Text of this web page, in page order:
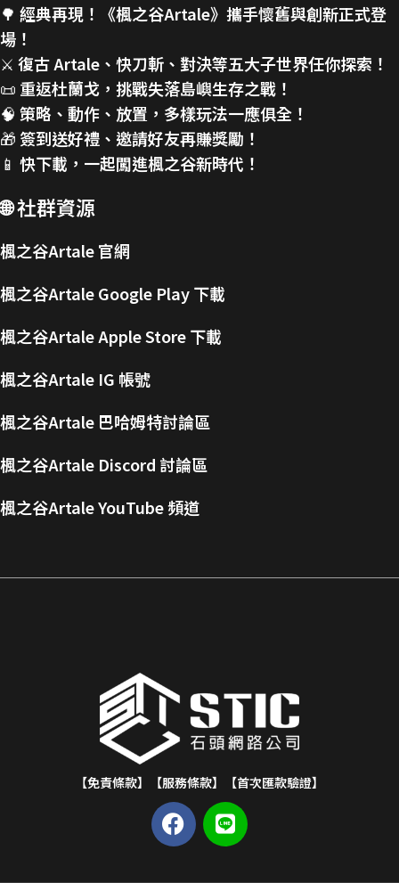
🌳 經典再現！《楓之谷Artale》攜手懷舊與創新正式登
場！
⚔️ 復古 Artale、快刀斬、對決等五大子世界任你探索！
📜 重返杜蘭戈，挑戰失落島嶼生存之戰！
🧠 策略、動作、放置，多樣玩法一應俱全！
🎁 簽到送好禮、邀請好友再賺獎勵！
📱 快下載，一起闖進楓之谷新時代！
🌐社群資源
楓之谷Artale 官網
楓之谷Artale Google Play 下載
楓之谷Artale Apple Store 下載
楓之谷Artale IG 帳號
楓之谷Artale 巴哈姆特討論區
楓之谷Artale Discord 討論區
楓之谷Artale YouTube 頻道
【免責條款】 【服務條款】 【首次匯款驗證】